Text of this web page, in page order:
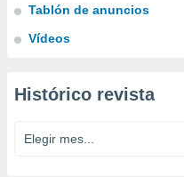
Tablón de anuncios
Vídeos
Histórico revista